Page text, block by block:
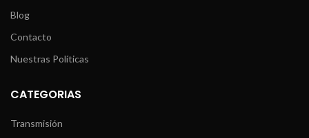
Blog
Contacto
Nuestras Políticas
CATEGORIAS
Transmisión